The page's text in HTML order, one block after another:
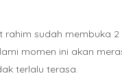
sudah membuka
momen ini akan
terlalu terasa.